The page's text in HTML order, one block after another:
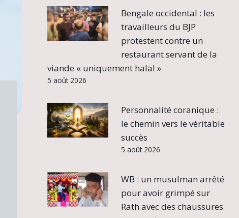
Bengale occidental : les
travailleurs du BJP
protestent contre un
restaurant servant de la
viande « uniquement halal »
5 août 2026
Personnalité coranique :
le chemin vers le véritable
succès
5 août 2026
WB : un musulman arrêté
pour avoir grimpé sur
Rath avec des chaussures